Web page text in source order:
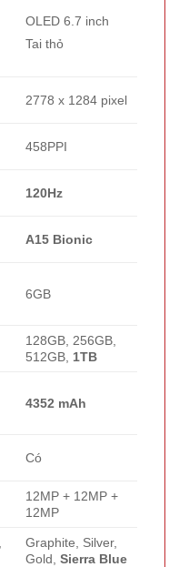
OLED 6.7 inch
Tai thỏ
2778 x 1284 pixel
458PPI
120Hz
A15 Bionic
6GB
128GB, 256GB,
512GB, 1TB
4352 mAh
Có
12MP + 12MP +
12MP
Graphite, Silver,
Gold,Sierra Blue